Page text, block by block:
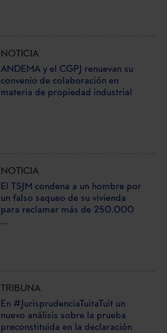
NOTICIA
ANDEMA y el CGPJ renuevan su
convenio de colaboración en
materia de propiedad industrial
NOTICIA
El TSJM condena a un hombre por
un falso saqueo de su vivienda
para reclamar más de 250.000
...
TRIBUNA
En #JurisprudenciaTuitaTuit un
nuevo análisis sobre la prueba
preconstituida en la declaración